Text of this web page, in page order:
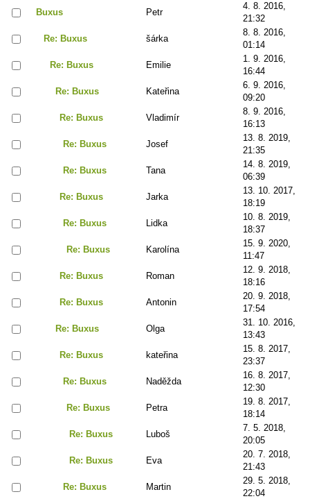
Buxus
Petr
4. 8. 2016,
21:32
Re: Buxus
šárka
8. 8. 2016,
01:14
Re: Buxus
Emilie
1. 9. 2016,
16:44
Re: Buxus
Kateřina
6. 9. 2016,
09:20
Re: Buxus
Vladimír
8. 9. 2016,
16:13
Re: Buxus
Josef
13. 8. 2019,
21:35
Re: Buxus
Tana
14. 8. 2019,
06:39
Re: Buxus
Jarka
13. 10. 2017,
18:19
Re: Buxus
Lidka
10. 8. 2019,
18:37
Re: Buxus
Karolína
15. 9. 2020,
11:47
Re: Buxus
Roman
12. 9. 2018,
18:16
Re: Buxus
Antonin
20. 9. 2018,
17:54
Re: Buxus
Olga
31. 10. 2016,
13:43
Re: Buxus
kateřina
15. 8. 2017,
23:37
Re: Buxus
Naděžda
16. 8. 2017,
12:30
Re: Buxus
Petra
19. 8. 2017,
18:14
Re: Buxus
Luboš
7. 5. 2018,
20:05
Re: Buxus
Eva
20. 7. 2018,
21:43
Re: Buxus
Martin
29. 5. 2018,
22:04